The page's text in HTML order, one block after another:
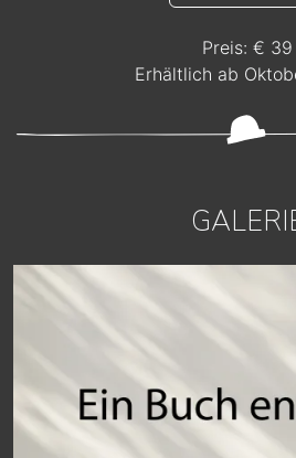
Preis: € 39
Erhältlich ab